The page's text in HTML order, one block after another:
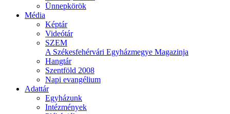
Ünnepkörök
Média
Képtár
Videótár
SZEM
A Székesfehérvári Egyházmegye Magazinja
Hangtár
Szentföld 2008
Napi evangélium
Adattár
Egyházunk
Intézmények